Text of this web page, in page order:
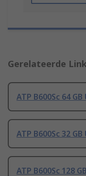
Gerelateerde
ATP B600Sc 64
ATP B600Sc 32
ATP B600Sc 128